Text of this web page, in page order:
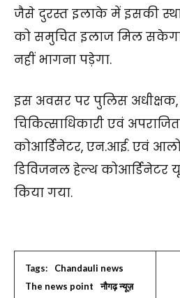
जैसे दुरस्त इलाके में इसकी
को समुचित इलाज मिल
नहीं भागना पड़ेगा.
इस अवसर पर पुलिस
चिकित्साधिकारी एवं
कोआर्डिनेटर, एन.आई. एवं
डिविजनल हेल्थ कोआर्डिनेटर
किया गया.
Tags:
Chandauli news
The news point
नौगढ़ न्यूज़